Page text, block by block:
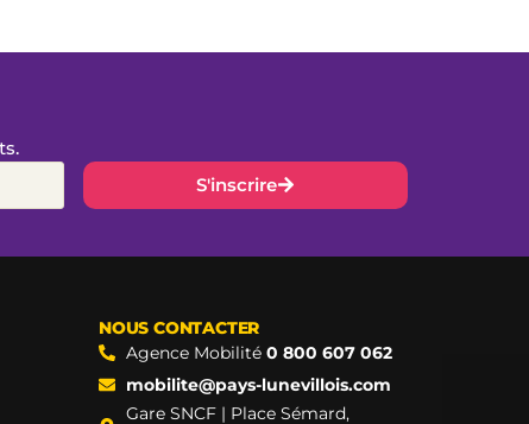
S'inscrire
NOUS CONTACTER
Agence Mobilité 0 800 607 062
mobilite@pays-lunevillois.com
Gare SNCF | Place Sémard,